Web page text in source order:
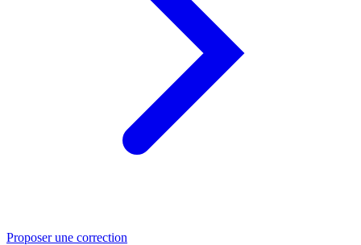
Proposer une correction